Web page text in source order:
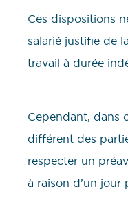
Ces dispositions
salarié justifie de
travail à durée
Cependant, dans
différent des
respecter un
à raison d’un jour